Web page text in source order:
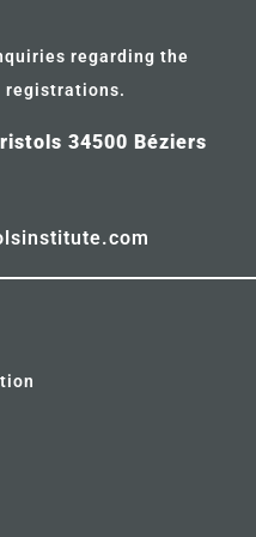
regarding the
registrations.
34500 Béziers